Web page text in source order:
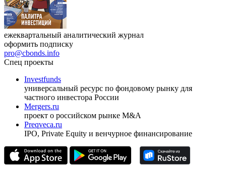
ежеквартальный аналитический журнал
оформить подписку
pro@cbonds.info
Спец проекты
Investfunds
универсальный ресурс по фондовому рынку для
частного инвестора России
Mergers.ru
проект о российском рынке M&A
Preqveca.ru
IPO, Private Equity и венчурное финансирование